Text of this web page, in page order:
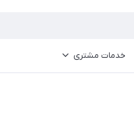
خدمات مشتری